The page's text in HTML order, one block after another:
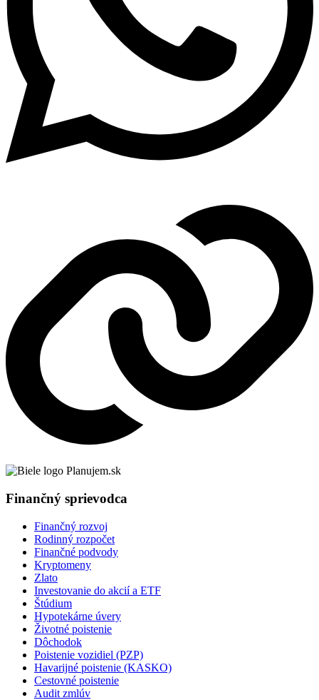
Finančný sprievodca
Finančný rozvoj
Rodinný rozpočet
Finančné podvody
Kryptomeny
Zlato
Investovanie do akcií a ETF
Štúdium
Hypotekárne úvery
Životné poistenie
Dôchodok
Poistenie vozidiel (PZP)
Havarijné poistenie (KASKO)
Cestovné poistenie
Audit zmlúv